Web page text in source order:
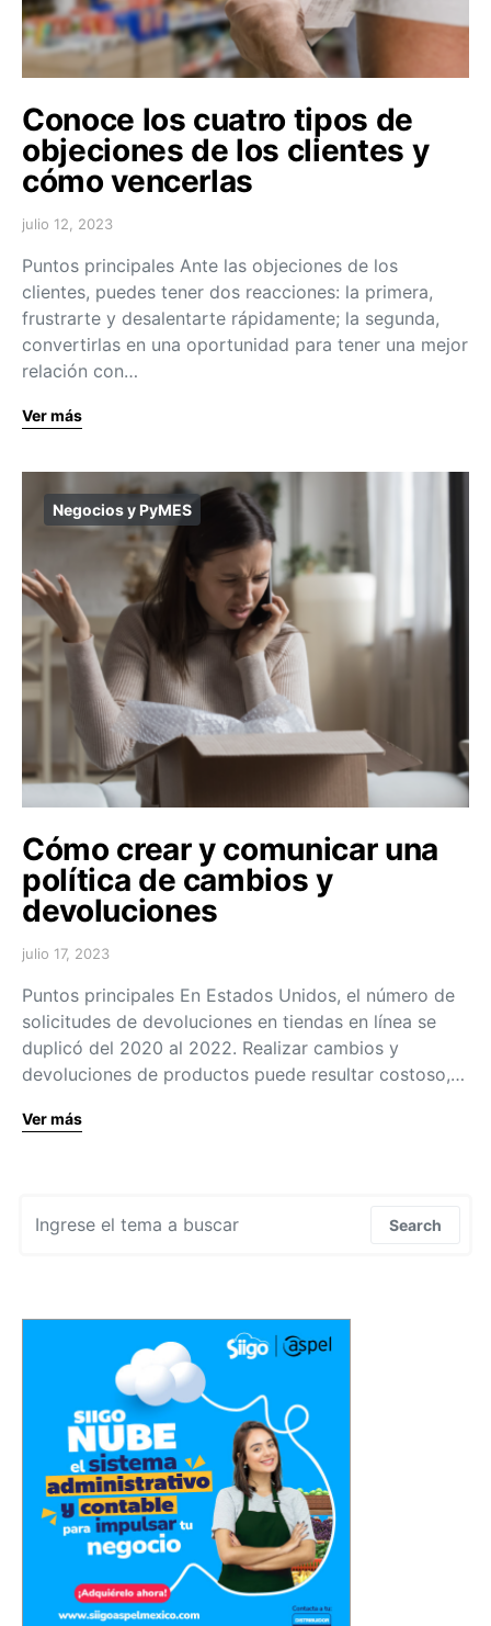
Conoce los cuatro tipos de
objeciones de los clientes y
cómo vencerlas
julio 12, 2023
Puntos principales Ante las objeciones de los
clientes, puedes tener dos reacciones: la primera,
frustrarte y desalentarte rápidamente; la segunda,
convertirlas en una oportunidad para tener una mejor
relación con…
Ver más
Negocios y PyMES
Cómo crear y comunicar una
política de cambios y
devoluciones
julio 17, 2023
Puntos principales En Estados Unidos, el número de
solicitudes de devoluciones en tiendas en línea se
duplicó del 2020 al 2022. Realizar cambios y
devoluciones de productos puede resultar costoso,…
Ver más
Search